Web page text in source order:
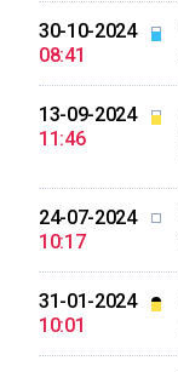
30-10-2024
08:41
13-09-2024
11:46
24-07-2024
10:17
31-01-2024
10:01